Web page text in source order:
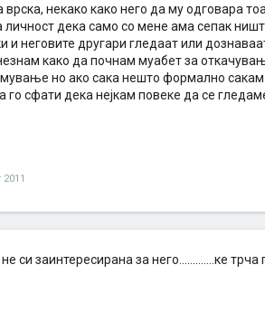
врска, некако како него да му одговара
личност дека само со мене ама сепак
и неговите другари гледаат или
како да почнам муабет за
но ако сака нешто формално
го сфати дека нејкам повеке да се
2011
си заинтересирана за него.............ке трча